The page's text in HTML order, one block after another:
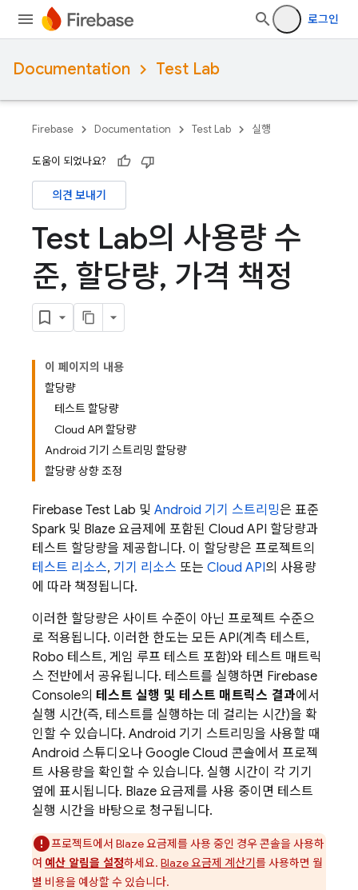
로그인
Documentation Test Lab
Firebase Documentation Test Lab 실행
도움이 되었나요?
의견 보내기
Test Lab의 사용량 수
준, 할당량, 가격 책정
이 페이지의 내용
할당량
테스트 할당량
Cloud API 할당량
Android 기기 스트리밍 할당량
할당량 상향 조정
Firebase Test Lab 및 Android 기기 스트리밍은 표준
Spark 및 Blaze 요금제에 포함된 Cloud API 할당량과
테스트 할당량을 제공합니다. 이 할당량은 프로젝트의
테스트 리소스, 기기 리소스 또는 Cloud API의 사용량
에 따라 책정됩니다.
이러한 할당량은 사이트 수준이 아닌 프로젝트 수준으
로 적용됩니다. 이러한 한도는 모든 API(계측 테스트,
Robo 테스트, 게임 루프 테스트 포함)와 테스트 매트릭
스 전반에서 공유됩니다. 테스트를 실행하면 Firebase
Console의 테스트 실행 및 테스트 매트릭스 결과에서
실행 시간(즉, 테스트를 실행하는 데 걸리는 시간)을 확
인할 수 있습니다. Android 기기 스트리밍을 사용할 때
Android 스튜디오나 Google Cloud 콘솔에서 프로젝
트 사용량을 확인할 수 있습니다. 실행 시간이 각 기기
옆에 표시됩니다. Blaze 요금제를 사용 중이면 테스트
실행 시간을 바탕으로 청구됩니다.
프로젝트에서 Blaze 요금제를 사용 중인 경우 콘솔을 사용하
여 예산 알림을 설정하세요.Blaze 요금제 계산기를 사용하면 월
별 비용을 예상할 수 있습니다.